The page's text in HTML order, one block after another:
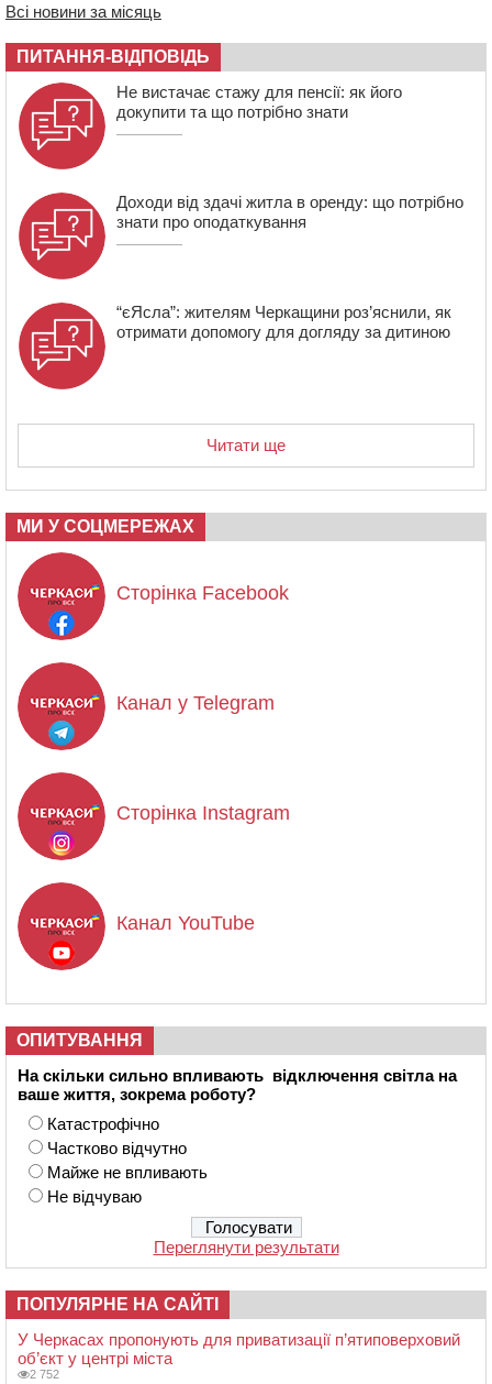
зерна нового врожаю
13:40 На Кам’янщині сталася масштабна пожежа
сміттєзвалища
Всі новини за місяць
ПИТАННЯ-ВІДПОВІДЬ
Не вистачає стажу для пенсії: як його
докупити та що потрібно знати
Доходи від здачі житла в оренду: що потрібно
знати про оподаткування
“єЯсла”: жителям Черкащини роз’яснили, як
отримати допомогу для догляду за дитиною
Читати ще
МИ У СОЦМЕРЕЖАХ
Сторінка Facebook
Канал у Telegram
Сторінка Instagram
Канал YouTube
ОПИТУВАННЯ
На скільки сильно впливають відключення світла на
ваше життя, зокрема роботу?
Катастрофічно
Частково відчутно
Майже не впливають
Не відчуваю
Переглянути результати
ПОПУЛЯРНЕ НА САЙТІ
У Черкасах пропонують для приватизації п’ятиповерховий
об’єкт у центрі міста
2 752